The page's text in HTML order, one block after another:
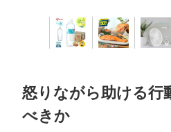
怒りながら助ける行
べきか